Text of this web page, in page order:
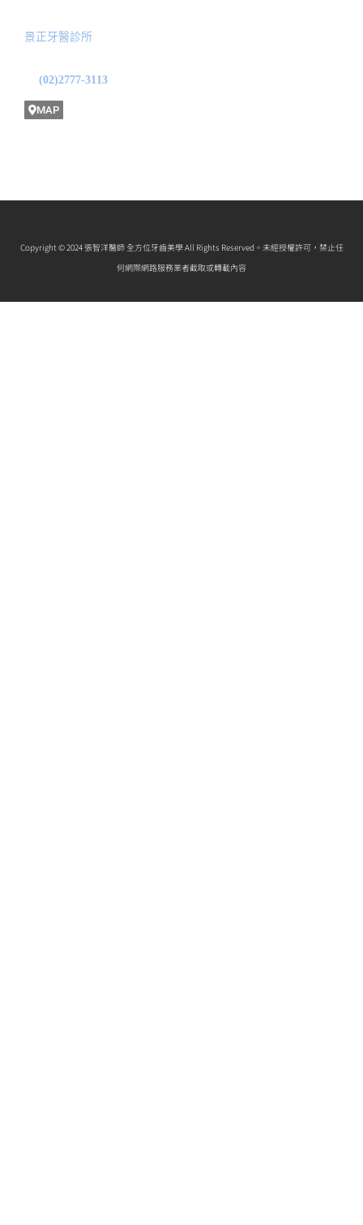
景正牙醫診所
(02)2777-3113
MAP
Copyright © 2024 張智洋醫師 全方位牙齒美學 All Rights Reserved。未經授權許可，禁止任
何網際網路服務業者截取或轉載內容